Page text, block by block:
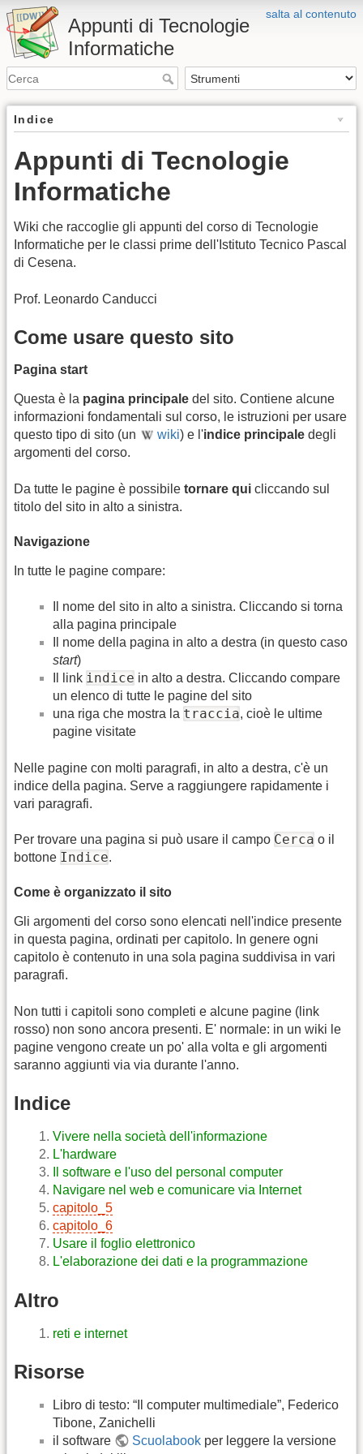
salta al contenuto
Appunti di Tecnologie
Informatiche
Indice
Appunti di Tecnologie
Informatiche
Wiki che raccoglie gli appunti del corso di Tecnologie
Informatiche per le classi prime dell'Istituto Tecnico Pascal
di Cesena.
Prof. Leonardo Canducci
Come usare questo sito
Pagina start
Questa è la pagina principale del sito. Contiene alcune
informazioni fondamentali sul corso, le istruzioni per usare
questo tipo di sito (un
wiki) e l'indice principale degli
argomenti del corso.
Da tutte le pagine è possibile tornare qui cliccando sul
titolo del sito in alto a sinistra.
Navigazione
In tutte le pagine compare:
Il nome del sito in alto a sinistra. Cliccando si torna
alla pagina principale
Il nome della pagina in alto a destra (in questo caso
start)
Il link indice in alto a destra. Cliccando compare
un elenco di tutte le pagine del sito
una riga che mostra la traccia, cioè le ultime
pagine visitate
Nelle pagine con molti paragrafi, in alto a destra, c'è un
indice della pagina. Serve a raggiungere rapidamente i
vari paragrafi.
Per trovare una pagina si può usare il campo Cerca o il
bottone Indice.
Come è organizzato il sito
Gli argomenti del corso sono elencati nell'indice presente
in questa pagina, ordinati per capitolo. In genere ogni
capitolo è contenuto in una sola pagina suddivisa in vari
paragrafi.
Non tutti i capitoli sono completi e alcune pagine (link
rosso) non sono ancora presenti. E' normale: in un wiki le
pagine vengono create un po' alla volta e gli argomenti
saranno aggiunti via via durante l'anno.
Indice
Vivere nella società dell'informazione
L'hardware
Il software e l'uso del personal computer
Navigare nel web e comunicare via Internet
capitolo_5
capitolo_6
Usare il foglio elettronico
L'elaborazione dei dati e la programmazione
Altro
reti e internet
Risorse
Libro di testo: “Il computer multimediale”, Federico
Tibone, Zanichelli
il software
Scuolabook per leggere la versione